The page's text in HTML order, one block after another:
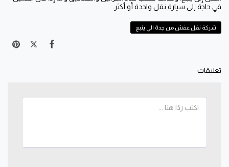
في حاجة إلى سيارة نقل واحدة أو أكثر.
شركة نقل عفش من جدة الي ينبع
تعليقات